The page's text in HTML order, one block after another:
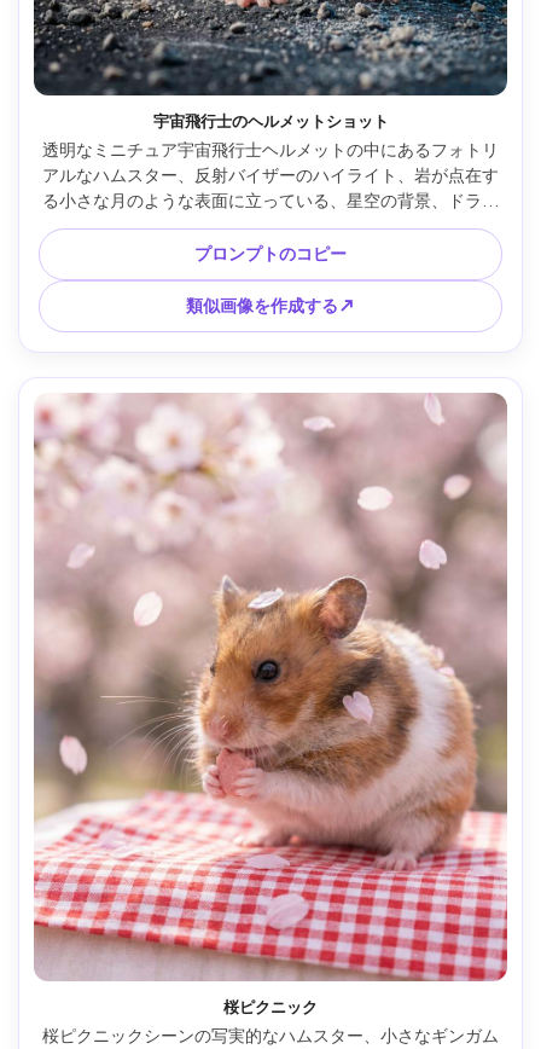
宇宙飛行士のヘルメットショット
透明なミニチュア宇宙飛行士ヘルメットの中にあるフォトリ
アルなハムスター、反射バイザーのハイライト、岩が点在す
る小さな月のような表面に立っている、星空の背景、ドラマ
チックなリムライト、Nikon D850 50mm f/1.8 で撮影、ガラ
ス越しの目にシャープな焦点、映画のようなコントラスト、
超リアルな毛皮と反射 --ar 4:5
プロンプトのコピー
類似画像を作成する↗
桜ピクニック
桜ピクニックシーンの写実的なハムスター、小さなギンガム